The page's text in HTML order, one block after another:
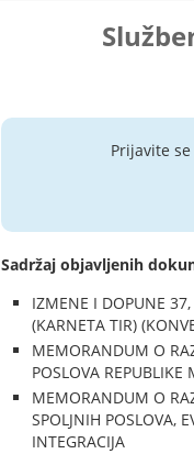
Prijavite se
Sadržaj objavljenih
IZMENE I DOPUNE
(KARNETA TIR)
MEMORANDUM O
POSLOVA
MEMORANDUM O
SPOLJNIH POSLOVA,
INTEGRACIJA